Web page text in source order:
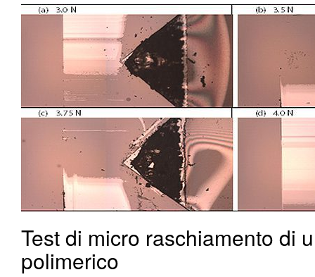
Test di micro raschiamento di
polimerico